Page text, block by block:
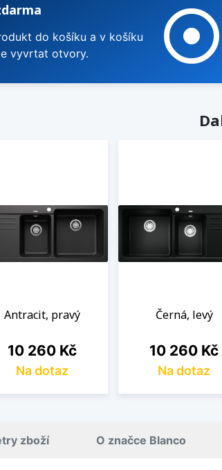
do košíku a v košíku
vyvrtat otvory.
adjust
Antracit, pravý
Cena
10 260 Kč
Na dotaz
Černá, levý
Cena
10 260 Kč
Na dotaz
zboží O značce Blanco